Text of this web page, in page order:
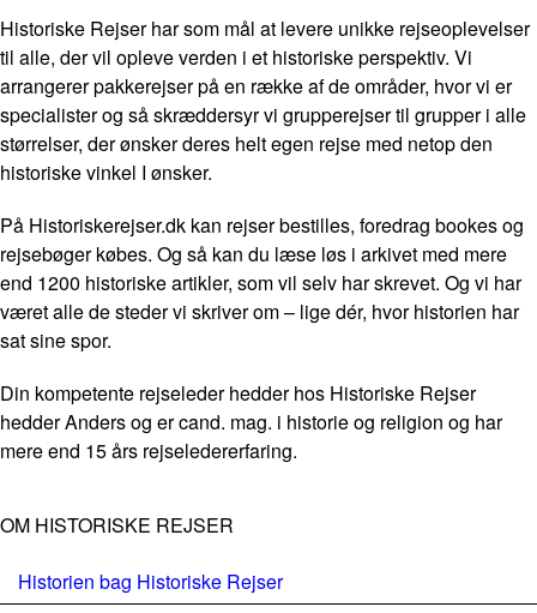
Historiske Rejser har som mål at levere unikke rejseoplevelser
til alle, der vil opleve verden i et historiske perspektiv. Vi
arrangerer pakkerejser på en række af de områder, hvor vi er
specialister og så skræddersyr vi grupperejser til grupper i alle
størrelser, der ønsker deres helt egen rejse med netop den
historiske vinkel I ønsker.
På Historiskerejser.dk kan rejser bestilles, foredrag bookes og
rejsebøger købes. Og så kan du læse løs i arkivet med mere
end 1200 historiske artikler, som vil selv har skrevet. Og vi har
været alle de steder vi skriver om – lige dér, hvor historien har
sat sine spor.
Din kompetente rejseleder hedder hos Historiske Rejser
hedder Anders og er cand. mag. i historie og religion og har
mere end 15 års rejseledererfaring.
OM HISTORISKE REJSER
Historien bag Historiske Rejser